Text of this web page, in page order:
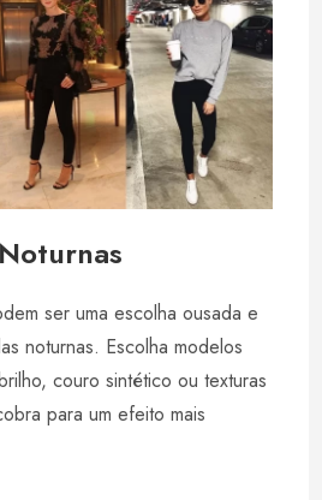
ser uma escolha ousada e
noturnas. Escolha modelos
couro sintético ou texturas
para um efeito mais